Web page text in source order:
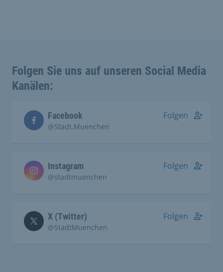
Folgen Sie uns auf unseren Social Media
Kanälen:
Facebook
@Stadt.Muenchen
Folgen
Instagram
@stadtmuenchen
Folgen
X (Twitter)
@StadtMuenchen
Folgen